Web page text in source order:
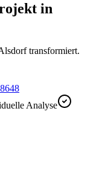
in
transformiert.
Analyse